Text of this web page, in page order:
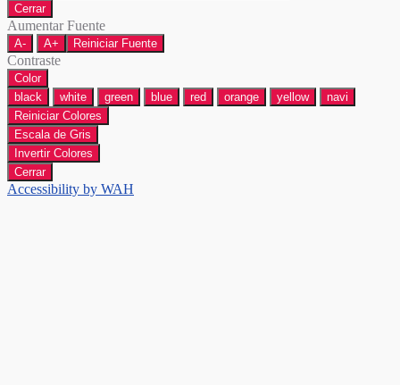
Cerrar
Aumentar Fuente
A- A+ Reiniciar Fuente
Contraste
Color
black
white green blue red orange yellow
navi
Reiniciar Colores
Escala de Gris
Invertir Colores
Cerrar
Accessibility by WAH